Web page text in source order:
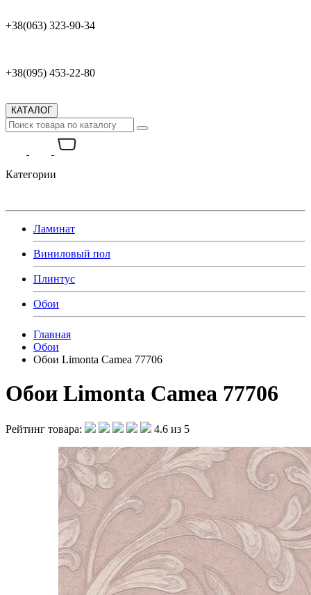
+38(063) 323-90-34
+38(095) 453-22-80
КАТАЛОГ
Категории
Ламинат
Виниловый пол
Плинтус
Обои
Главная
Обои
Обои Limonta Camea 77706
Обои Limonta Camea 77706
Рейтинг товара: 4.6 из 5